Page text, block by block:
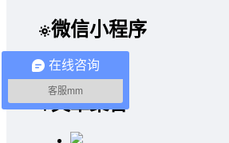
微信小程序
文章聚合
在线咨询
客服mm